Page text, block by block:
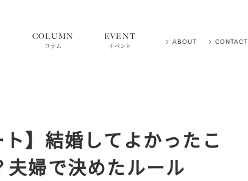
COLUMN
コラム
EVENT
イベント ABOUT CONTACT
】結婚してよかったこ
婦で決めたルール